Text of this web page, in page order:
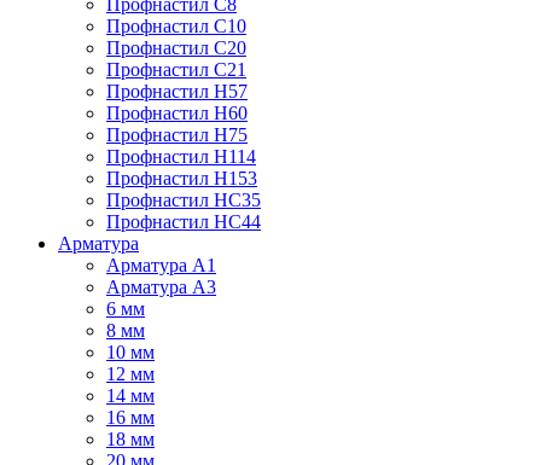
Профнастил С8
Профнастил С10
Профнастил С20
Профнастил С21
Профнастил Н57
Профнастил Н60
Профнастил Н75
Профнастил Н114
Профнастил Н153
Профнастил НС35
Профнастил НС44
Арматура
Арматура А1
Арматура А3
6 мм
8 мм
10 мм
12 мм
14 мм
16 мм
18 мм
20 мм